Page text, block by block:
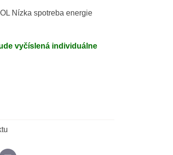
Nízka spotreba energie
vyčíslená individuálne